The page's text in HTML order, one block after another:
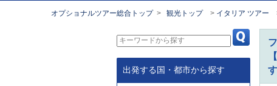
オプショナルツアー総合トップ 観光トップ イタリア ツアー
出発する国・都市から探す